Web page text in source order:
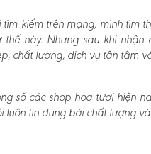
tìm kiếm trên mạng, mình tìm
này. Nhưng sau khi nhận
chất lượng, dịch vụ tận tâm
số các shop hoa tươi hiện
luôn tin dùng bởi chất lượng